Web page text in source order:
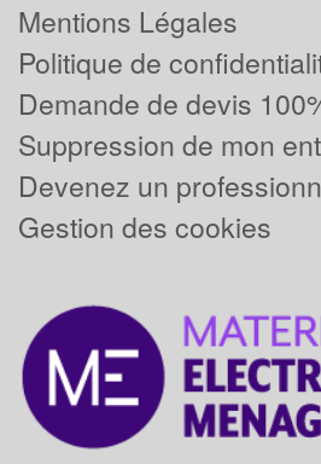
Mentions Légales
Politique de
Demande de devis
Suppression de mon
Devenez un
Gestion des cookies